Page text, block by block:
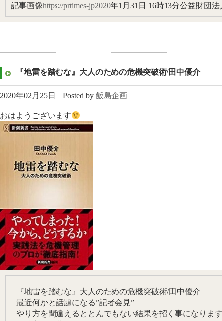
記事画像https://prtimes-jp2020年1月31日 16時13分公益財団
『地雷を踏むな』大人のための危機突破術/田中優介
2020年02月25日 Posted by 飯島企画
おはようございます
『地雷を踏むな』大人のための危機突破術/田中優介
最近何かと話題になる”記者会見”
やり方を間違えるととんでもない結果を招く事になりま